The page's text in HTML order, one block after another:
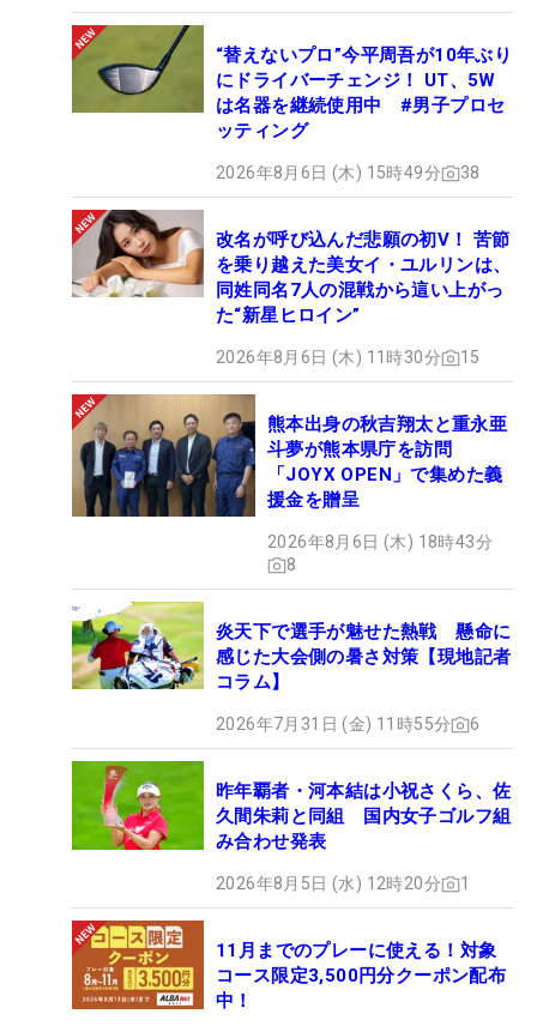
“替えないプロ”今平周吾が10年ぶり
にドライバーチェンジ！ UT、5W
は名器を継続使用中 #男子プロセ
ッティング
2026年8月6日 (木) 15時49分 38
改名が呼び込んだ悲願の初V！ 苦節
を乗り越えた美女イ・ユルリンは、
同姓同名7人の混戦から這い上がっ
た“新星ヒロイン”
2026年8月6日 (木) 11時30分 15
熊本出身の秋吉翔太と重永亜
斗夢が熊本県庁を訪問
「JOYX OPEN」で集めた義
援金を贈呈
2026年8月6日 (木) 18時43分
8
炎天下で選手が魅せた熱戦 懸命に
感じた大会側の暑さ対策【現地記者
コラム】
2026年7月31日 (金) 11時55分 6
昨年覇者・河本結は小祝さくら、佐
久間朱莉と同組 国内女子ゴルフ組
み合わせ発表
2026年8月5日 (水) 12時20分 1
11月までのプレーに使える！対象
コース限定3,500円分クーポン配布
中！